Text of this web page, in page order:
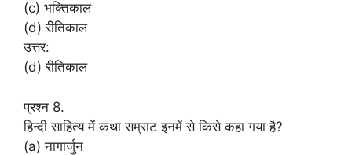
(c) भक्तिकाल
(d) रीतिकाल
उत्तर:
(d) रीतिकाल
प्रश्न 8.
हिन्दी साहित्य में कथा सम्राट इनमें से किसे कहा गया है?
(a) नागार्जुन